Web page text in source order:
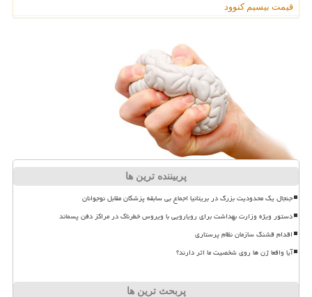
قیمت بیسیم کنوود
پربیننده ترین ها
جنجال یک محدودیت بزرگ در بریتانیا اجماع بی سابقه پزشکان مقابل نوجوانان
دستور ویژه وزارت بهداشت برای رویارویی با ویروس خطرناک در مراکز دفن پسماند
اقدام قشنگ سازمان نظام پرستاری
آیا واقعا ژن ها روی شخصیت ما اثر دارند؟
پربحث ترین ها